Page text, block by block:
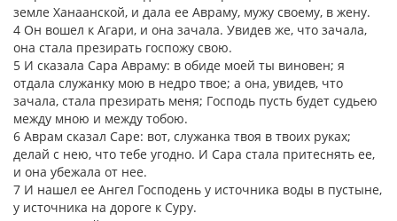
земле Ханаанской, и дала ее Авраму, мужу своему, в жену.
4 Он вошел к Агари, и она зачала. Увидев же, что зачала,
она стала презирать госпожу свою.
5 И сказала Сара Авраму: в обиде моей ты виновен; я
отдала служанку мою в недро твое; а она, увидев, что
зачала, стала презирать меня; Господь пусть будет судьею
между мною и между тобою.
6 Аврам сказал Саре: вот, служанка твоя в твоих руках;
делай с нею, что тебе угодно. И Сара стала притеснять ее,
и она убежала от нее.
7 И нашел ее Ангел Господень у источника воды в пустыне,
у источника на дороге к Суру.